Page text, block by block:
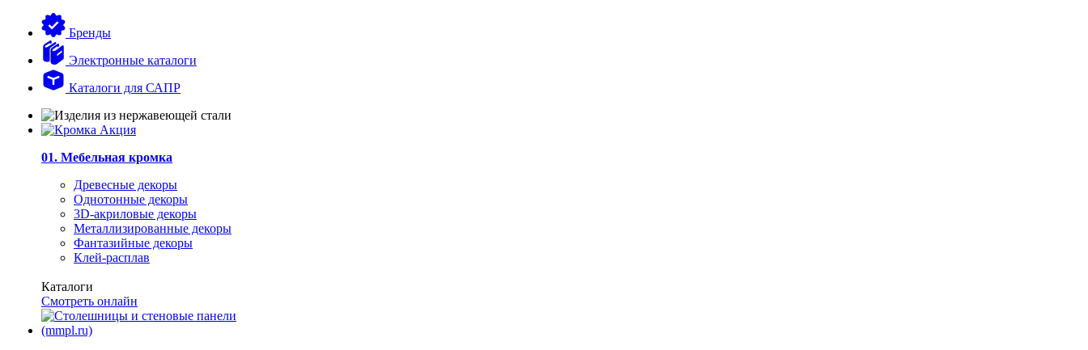
Бренды
Электронные каталоги
Каталоги для САПР
01. Мебельная кромка
Древесные декоры
Однотонные декоры
3D-акриловые декоры
Металлизированные декоры
Фантазийные декоры
Клей-расплав
Каталоги
Смотреть онлайн